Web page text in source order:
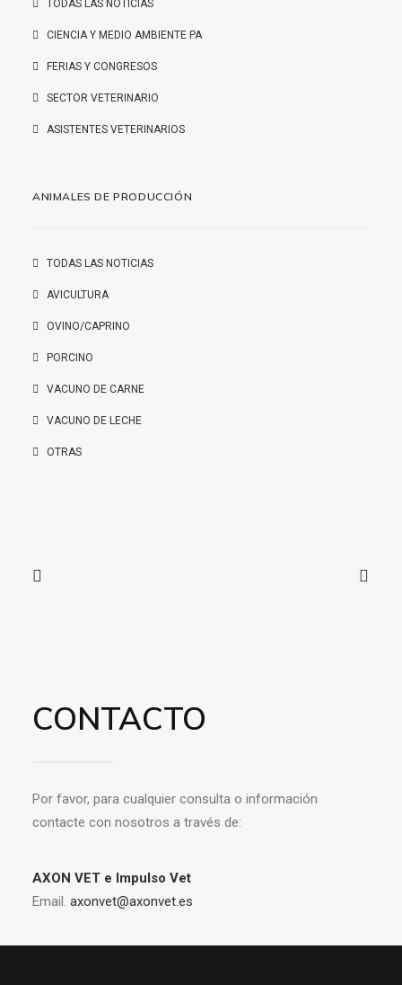
TODAS LAS NOTICIAS
CIENCIA Y MEDIO AMBIENTE PA
FERIAS Y CONGRESOS
SECTOR VETERINARIO
ASISTENTES VETERINARIOS
ANIMALES DE PRODUCCIÓN
TODAS LAS NOTICIAS
AVICULTURA
OVINO/CAPRINO
PORCINO
VACUNO DE CARNE
VACUNO DE LECHE
OTRAS
CONTACTO
Por favor, para cualquier consulta o información
contacte con nosotros a través de:
AXON VET e Impulso Vet
Email. axonvet@axonvet.es